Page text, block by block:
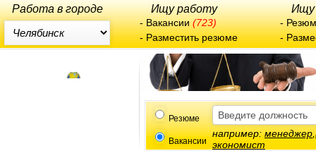
Работа в городе Ищу работу Ищу
-Вакансии (723) -
-Разместить резюме -
Резюме
Вакансии
например:менеджер,
экономист